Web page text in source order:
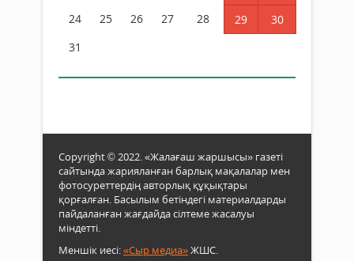
24
25 26 27 28 29
30
31
Copyright © 2022. «Жалағаш жаршысы» газеті
сайтында жарияланған барлық мақалалар мен
фотосуреттердің авторлық құқықтары
қорғалған. Басылым бетіндегі материалдарды
пайдаланған жағдайда сілтеме жасалуы
міндетті.
Меншік иесі:«Сыр медиа»ЖШС.